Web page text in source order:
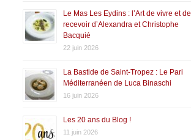
Le Mas Les Eydins : l’Art de vivre et de
recevoir d’Alexandra et Christophe
Bacquié
22 juin 2026
La Bastide de Saint-Tropez : Le Pari
Méditerranéen de Luca Binaschi
16 juin 2026
Les 20 ans du Blog !
11 juin 2026